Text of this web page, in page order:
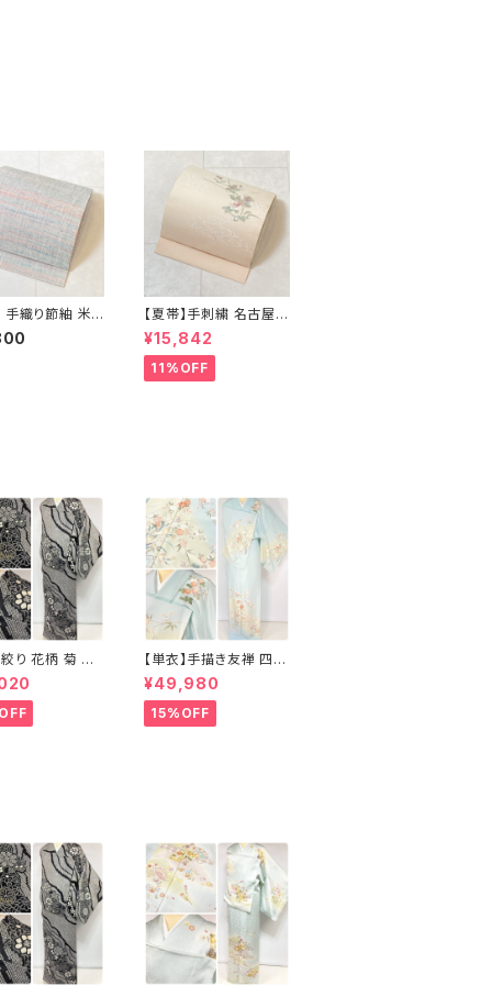
手織り節紬 米
屋帯 正絹 ピ
水色 629
【夏帯】手刺繍 名古屋帯
絽 夏椿 絹 銀箔 白 クリ
¥15,842
11%OFF
り 花柄 菊 椿
鹿の子絞り
黒 白 グレー
【単衣】手描き友禅 四季
の花々 正絹 訪問着 水
色 黄緑 白 パステルカラ
ー 1431
¥49,980
15%OFF